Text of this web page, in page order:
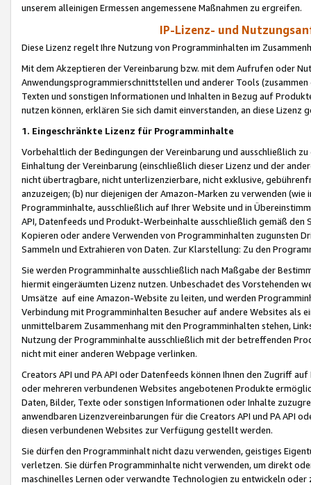
unserem alleinigen Ermessen angemessene Maßnahmen zu ergreifen.
IP-Lizenz- und
Diese Lizenz regelt Ihre Nutzung von Programminhalten im
Mit dem Akzeptieren der Vereinbarung bzw. mit dem Aufrufen oder
Anwendungsprogrammierschnittstellen und anderer Tools (zusammen
Texten und sonstigen Informationen und Inhalten in Bezug auf
nutzen können, erklären Sie sich damit einverstanden, an diese Lizenz
1. Eingeschränkte Lizenz für Programminhalte
Vorbehaltlich der Bedingungen der Vereinbarung und ausschließlich
Einhaltung der Vereinbarung (einschließlich dieser Lizenz und der
nicht übertragbare, nicht unterlizenzierbare, nicht exklusive,
anzuzeigen; (b) nur diejenigen der Amazon-Marken zu verwenden
Programminhalte, ausschließlich auf Ihrer Website und in
API, Datenfeeds und Produkt-Werbeinhalte ausschließlich gemäß
Kopieren oder andere Verwenden von Programminhalten zugunsten
Sammeln und Extrahieren von Daten. Zur Klarstellung: Zu den
Sie werden Programminhalte ausschließlich nach Maßgabe der
hiermit eingeräumten Lizenz nutzen. Unbeschadet des Vorstehenden
Umsätze auf eine Amazon-Website zu leiten, und werden
Verbindung mit Programminhalten Besucher auf andere Websites als
unmittelbarem Zusammenhang mit den Programminhalten stehen,
Nutzung der Programminhalte ausschließlich mit der betreffenden
nicht mit einer anderen Webpage verlinken.
Creators API und PA API oder Datenfeeds können Ihnen den Zugriff
oder mehreren verbundenen Websites angebotenen Produkte
Daten, Bilder, Texte oder sonstigen Informationen oder Inhalte
anwendbaren Lizenzvereinbarungen für die Creators API und PA API
diesen verbundenen Websites zur Verfügung gestellt werden.
Sie dürfen den Programminhalt nicht dazu verwenden, geistiges
verletzen. Sie dürfen Programminhalte nicht verwenden, um direkt
maschinelles Lernen oder verwandte Technologien zu entwickeln